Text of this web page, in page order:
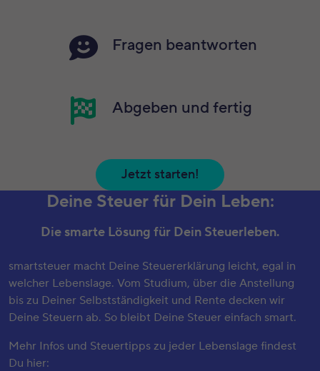
Fragen beantworten
Abgeben und fertig
Jetzt starten!
Deine Steuer für Dein Leben:
Die smarte Lösung für Dein Steuerleben.
smartsteuer macht Deine Steuererklärung leicht, egal in
welcher Lebenslage. Vom Studium, über die Anstellung
bis zu Deiner Selbstständigkeit und Rente decken wir
Deine Steuern ab. So bleibt Deine Steuer einfach smart.
Mehr Infos und Steuertipps zu jeder Lebenslage findest
Du hier: